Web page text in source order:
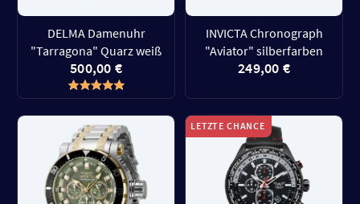
DELMA Damenuhr
"Tarragona" Quarz weiß
500,00 €
INVICTA Chronograph
"Aviator" silberfarben
249,00 €
LETZTE CHANCE